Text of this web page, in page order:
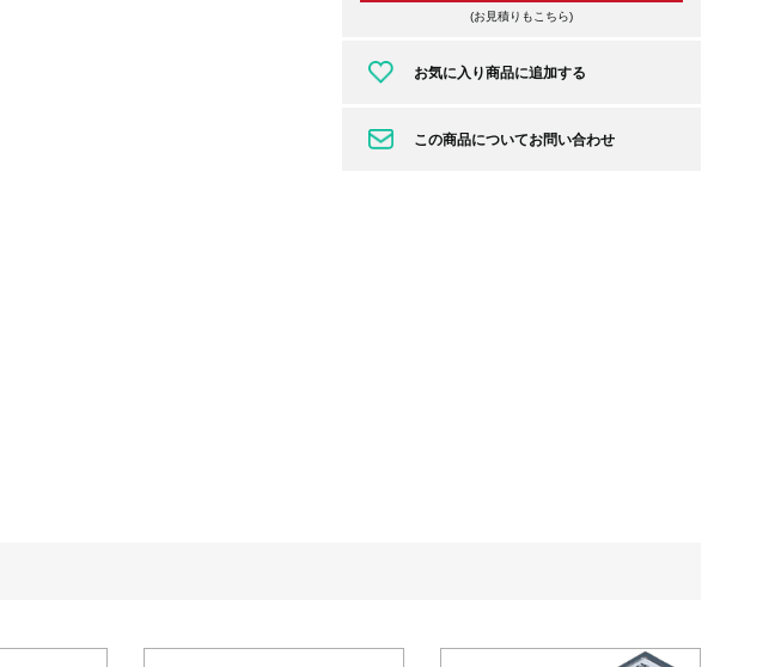
(お見積りもこちら)
お気に入り商品に追加する
この商品についてお問い合わせ